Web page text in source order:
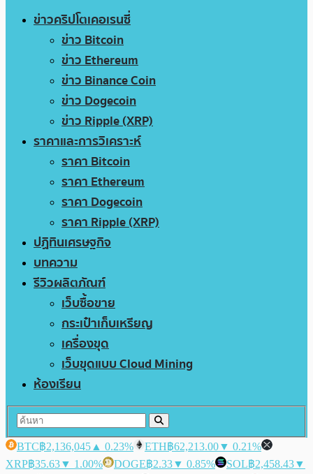
ข่าวคริปโตเคอเรนซี่
ข่าว Bitcoin
ข่าว Ethereum
ข่าว Binance Coin
ข่าว Dogecoin
ข่าว Ripple (XRP)
ราคาและการวิเคราะห์
ราคา Bitcoin
ราคา Ethereum
ราคา Dogecoin
ราคา Ripple (XRP)
ปฏิทินเศรษฐกิจ
บทความ
รีวิวผลิตภัณฑ์
เว็บซื้อขาย
กระเป๋าเก็บเหรียญ
เครื่องขุด
เว็บขุดแบบ Cloud Mining
ห้องเรียน
BTC฿2,136,045 ▲ 0.23% ETH฿62,213.00▼ 0.21%
XRP฿35.63▼ 1.00% DOGE฿2.33▼ 0.85% SOL฿2,458.43▼